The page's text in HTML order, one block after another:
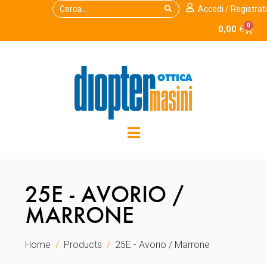
Accedi / Registrati
0,00 € 0
25E - AVORIO /
MARRONE
Home Products 25E - Avorio / Marrone